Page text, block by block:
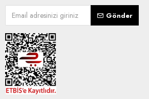
Gönder